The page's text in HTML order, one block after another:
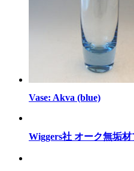
Vase: Akva (blue)
Wiggers社 オーク無垢